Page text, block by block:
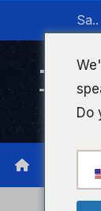
wechseln
Do